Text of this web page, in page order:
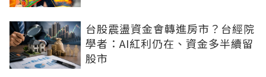
台股震盪資金會轉進房市？台經院
學者：AI紅利仍在、資金多半續留
股市